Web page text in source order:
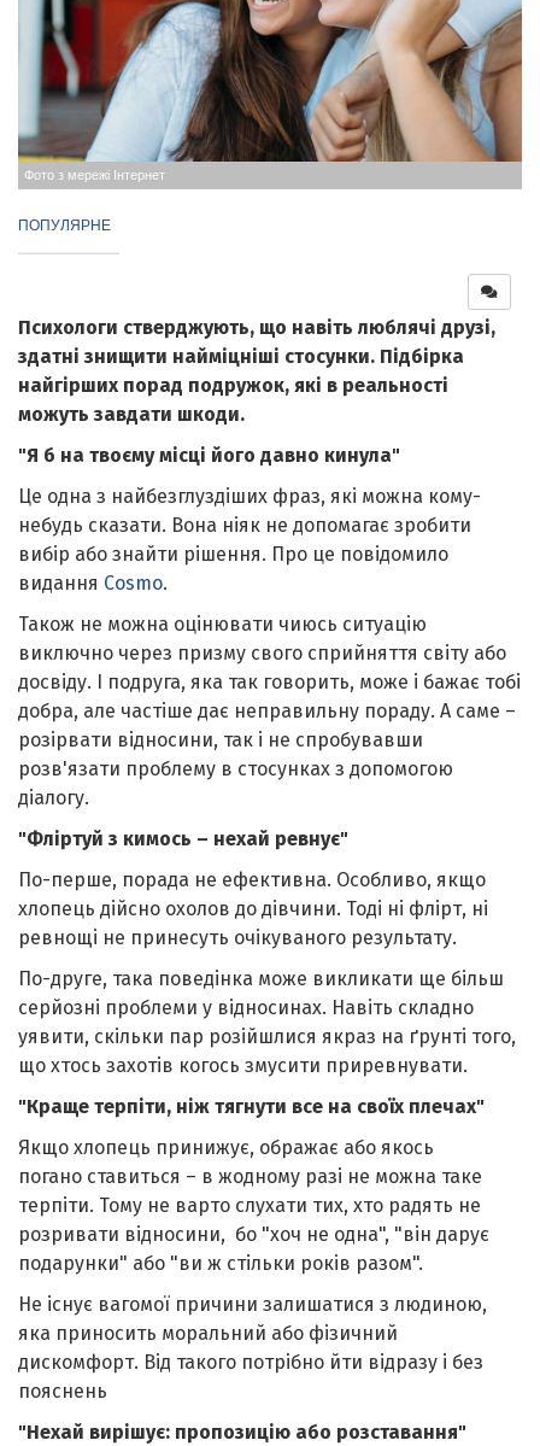
Фото з мережі Інтернет
ПОПУЛЯРНЕ
Психологи стверджують, що навіть люблячі друзі,
здатні знищити найміцніші стосунки. Підбірка
найгірших порад подружок, які в реальності
можуть завдати шкоди.
"Я б на твоєму місці його давно кинула"
Це одна з найбезглуздіших фраз, які можна кому-
небудь сказати. Вона ніяк не допомагає зробити
вибір або знайти рішення. Про це повідомило
видання Cosmo.
Також не можна оцінювати чиюсь ситуацію
виключно через призму свого сприйняття світу або
досвіду. І подруга, яка так говорить, може і бажає тобі
добра, але частіше дає неправильну пораду. А саме –
розірвати відносини, так і не спробувавши
розв'язати проблему в стосунках з допомогою
діалогу.
"Фліртуй з кимось – нехай ревнує"
По-перше, порада не ефективна. Особливо, якщо
хлопець дійсно охолов до дівчини. Тоді ні флірт, ні
ревнощі не принесуть очікуваного результату.
По-друге, така поведінка може викликати ще більш
серйозні проблеми у відносинах. Навіть складно
уявити, скільки пар розійшлися якраз на ґрунті того,
що хтось захотів когось змусити приревнувати.
"Краще терпіти, ніж тягнути все на своїх плечах"
Якщо хлопець принижує, ображає або якось
погано ставиться – в жодному разі не можна таке
терпіти. Тому не варто слухати тих, хто радять не
розривати відносини, бо "хоч не одна", "він дарує
подарунки" або "ви ж стільки років разом".
Не існує вагомої причини залишатися з людиною,
яка приносить моральний або фізичний
дискомфорт. Від такого потрібно йти відразу і без
пояснень
"Нехай вирішує: пропозицію або розставання"